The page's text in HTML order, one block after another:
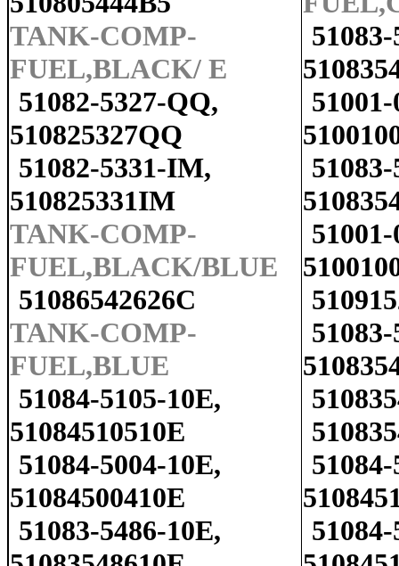
TANK-COMP-
FUEL,BLACK/ E
51082-5327-QQ,
510825327QQ
51082-5331-IM,
510825331IM
TANK-COMP-
FUEL,BLACK/BLUE
51086542626C
TANK-COMP-
FUEL,BLUE
51084-5105-10E,
51084510510E
51084-5004-10E,
51084500410E
51083-5486-10E,